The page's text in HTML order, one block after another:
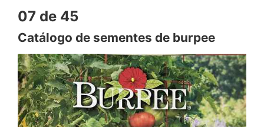
07 de 45
Catálogo de sementes de burpee